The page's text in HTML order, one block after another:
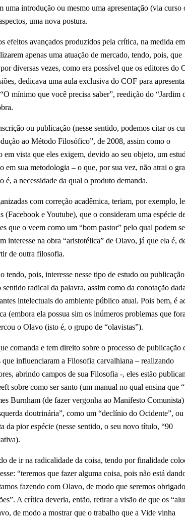
introdução ou mesmo uma apresentação (via curso
uma nova postura.
efeitos avançados produzidos pela crítica, na medida
apenas uma atuação de mercado, tendo, pois, que
diversas vezes, como era possível que os editores do
dedicava uma aula exclusiva do COF para
mínimo que você precisa saber”, reedição do “Jardim
ou publicação (nesse sentido, podemos citar os
ao Método Filosófico”, de 2008, assim como o
vista que eles exigem, devido ao seu objeto, um
sua metodologia – o que, por sua vez, não atrai o
a necessidade da qual o produto demanda.
com correção acadêmica, teriam, por exemplo,
(Facebook e Youtube), que o consideram uma espécie
que o veem como um “bom pastor” pelo qual podem
interesse na obra “aristotélica” de Olavo, já que ela é,
de outra filosofia.
tendo, pois, interesse nesse tipo de estudo ou
radical da palavra, assim como da conotação
intelectuais do ambiente público atual. Pois bem, é
(embora ela possua sim os inúmeros problemas que
o Olavo (isto é, o grupo de “olavistas”).
comanda e tem direito sobre o processo de publicação
influenciaram a Filosofia carvalhiana – realizando
abrindo campos de sua Filosofia -, eles estão
sobre como ser santo (um manual no qual ensina que
Burnham (de fazer vergonha ao Manifesto Comunista)
doutrinária”, como um “declínio do Ocidente”, ou
pior espécie (nesse sentido, o seu novo título, “90
de ir na radicalidade da coisa, tendo por finalidade
“teremos que fazer alguma coisa, pois não está
fazendo com Olavo, de modo que seremos
A crítica deveria, então, retirar a visão de que os
de modo a mostrar que o trabalho que a Vide vinha